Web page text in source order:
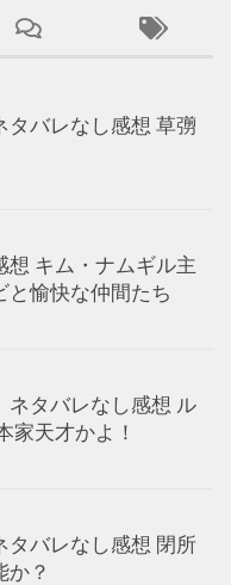
タバレなし感想 草彅
想 キム・ナムギル主
愉快な仲間たち
ネタバレなし感想 ル
家天才かよ！
タバレなし感想 閉所
か？